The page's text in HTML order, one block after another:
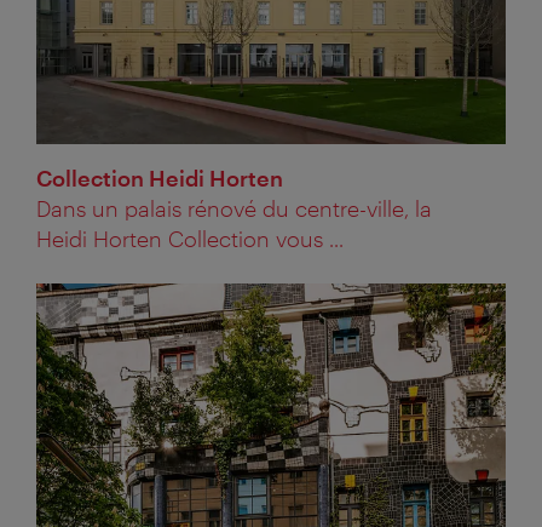
Collection Heidi Horten
Dans un palais rénové du centre-ville, la
Heidi Horten Collection vous ...